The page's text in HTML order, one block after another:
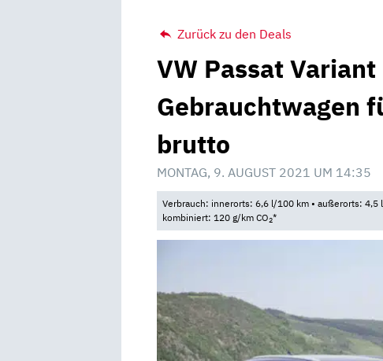
Zurück zu den Deals
VW Passat
Gebrauchtwagen
brutto
MONTAG, 9. AUGUST 2021 UM 14:35
Verbrauch: innerorts: 6,6 l/100 km • außerorts:
kombiniert: 120 g/km CO2*